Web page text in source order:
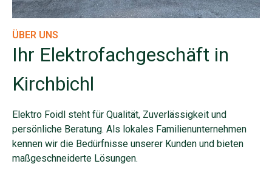
ÜBER UNS
Ihr Elektrofachgeschäft in
Kirchbichl
Elektro Foidl steht für Qualität, Zuverlässigkeit und
persönliche Beratung. Als lokales Familienunternehmen
kennen wir die Bedürfnisse unserer Kunden und bieten
maßgeschneiderte Lösungen.